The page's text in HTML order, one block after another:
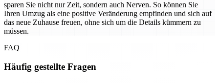
sparen Sie nicht nur Zeit, sondern auch Nerven. So können Sie
Ihren Umzug als eine positive Veränderung empfinden und sich auf
das neue Zuhause freuen, ohne sich um die Details kümmern zu
müssen.
FAQ
Häufig gestellte Fragen